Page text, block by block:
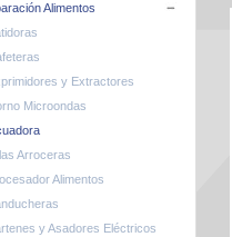
Alimentos
y Extractores
Microondas
Arroceras
Alimentos
y Asadores Eléctricos